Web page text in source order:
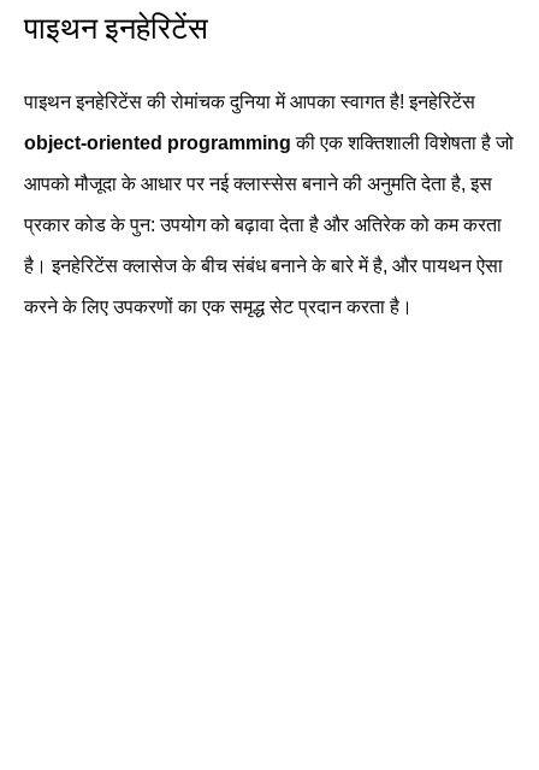
पाइथन इनहेरिटेंस
पाइथन इनहेरिटेंस की रोमांचक दुनिया में आपका स्वागत है! इनहेरिटेंस
object-oriented programming की एक शक्तिशाली विशेषता है जो
आपको मौजूदा के आधार पर नई क्लास्सेस बनाने की अनुमति देता है, इस
प्रकार कोड के पुन: उपयोग को बढ़ावा देता है और अतिरेक को कम करता
है। इनहेरिटेंस क्लासेज के बीच संबंध बनाने के बारे में है, और पायथन ऐसा
करने के लिए उपकरणों का एक समृद्ध सेट प्रदान करता है।